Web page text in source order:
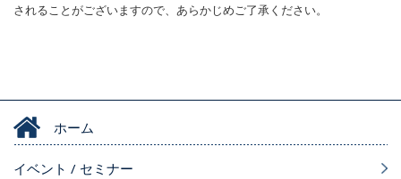
されることがございますので、あらかじめご了承ください。
ホーム
イベント / セミナー